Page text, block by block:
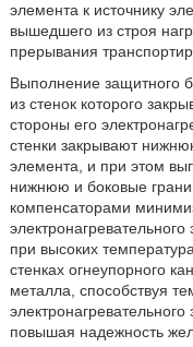
элемента к источнику
вышедшего из строя
прерывания
Выполнение защитного
из стенок которого
стороны его
стенки закрывают
элемента, и при этом
нижнюю и боковые грани
компенсаторами
при высоких
стенках огнеупорного
металла, способствуя
повышая надежность